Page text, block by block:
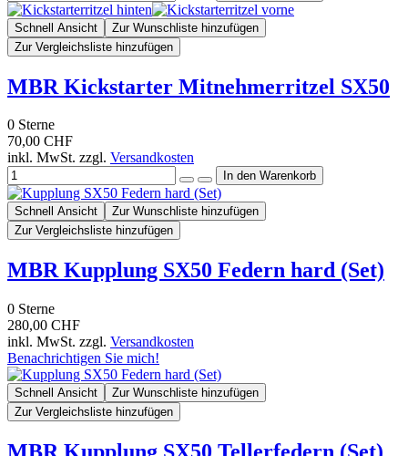
Schnell Ansicht
Zur Wunschliste hinzufügen
Zur Vergleichsliste hinzufügen
MBR Kickstarter Mitnehmerritzel SX50
0 Sterne
70,00 CHF
inkl. MwSt. zzgl. Versandkosten
Schnell Ansicht
Zur Wunschliste hinzufügen
Zur Vergleichsliste hinzufügen
MBR Kupplung SX50 Federn hard (Set)
0 Sterne
280,00 CHF
inkl. MwSt. zzgl. Versandkosten
Benachrichtigen Sie mich!
Schnell Ansicht
Zur Wunschliste hinzufügen
Zur Vergleichsliste hinzufügen